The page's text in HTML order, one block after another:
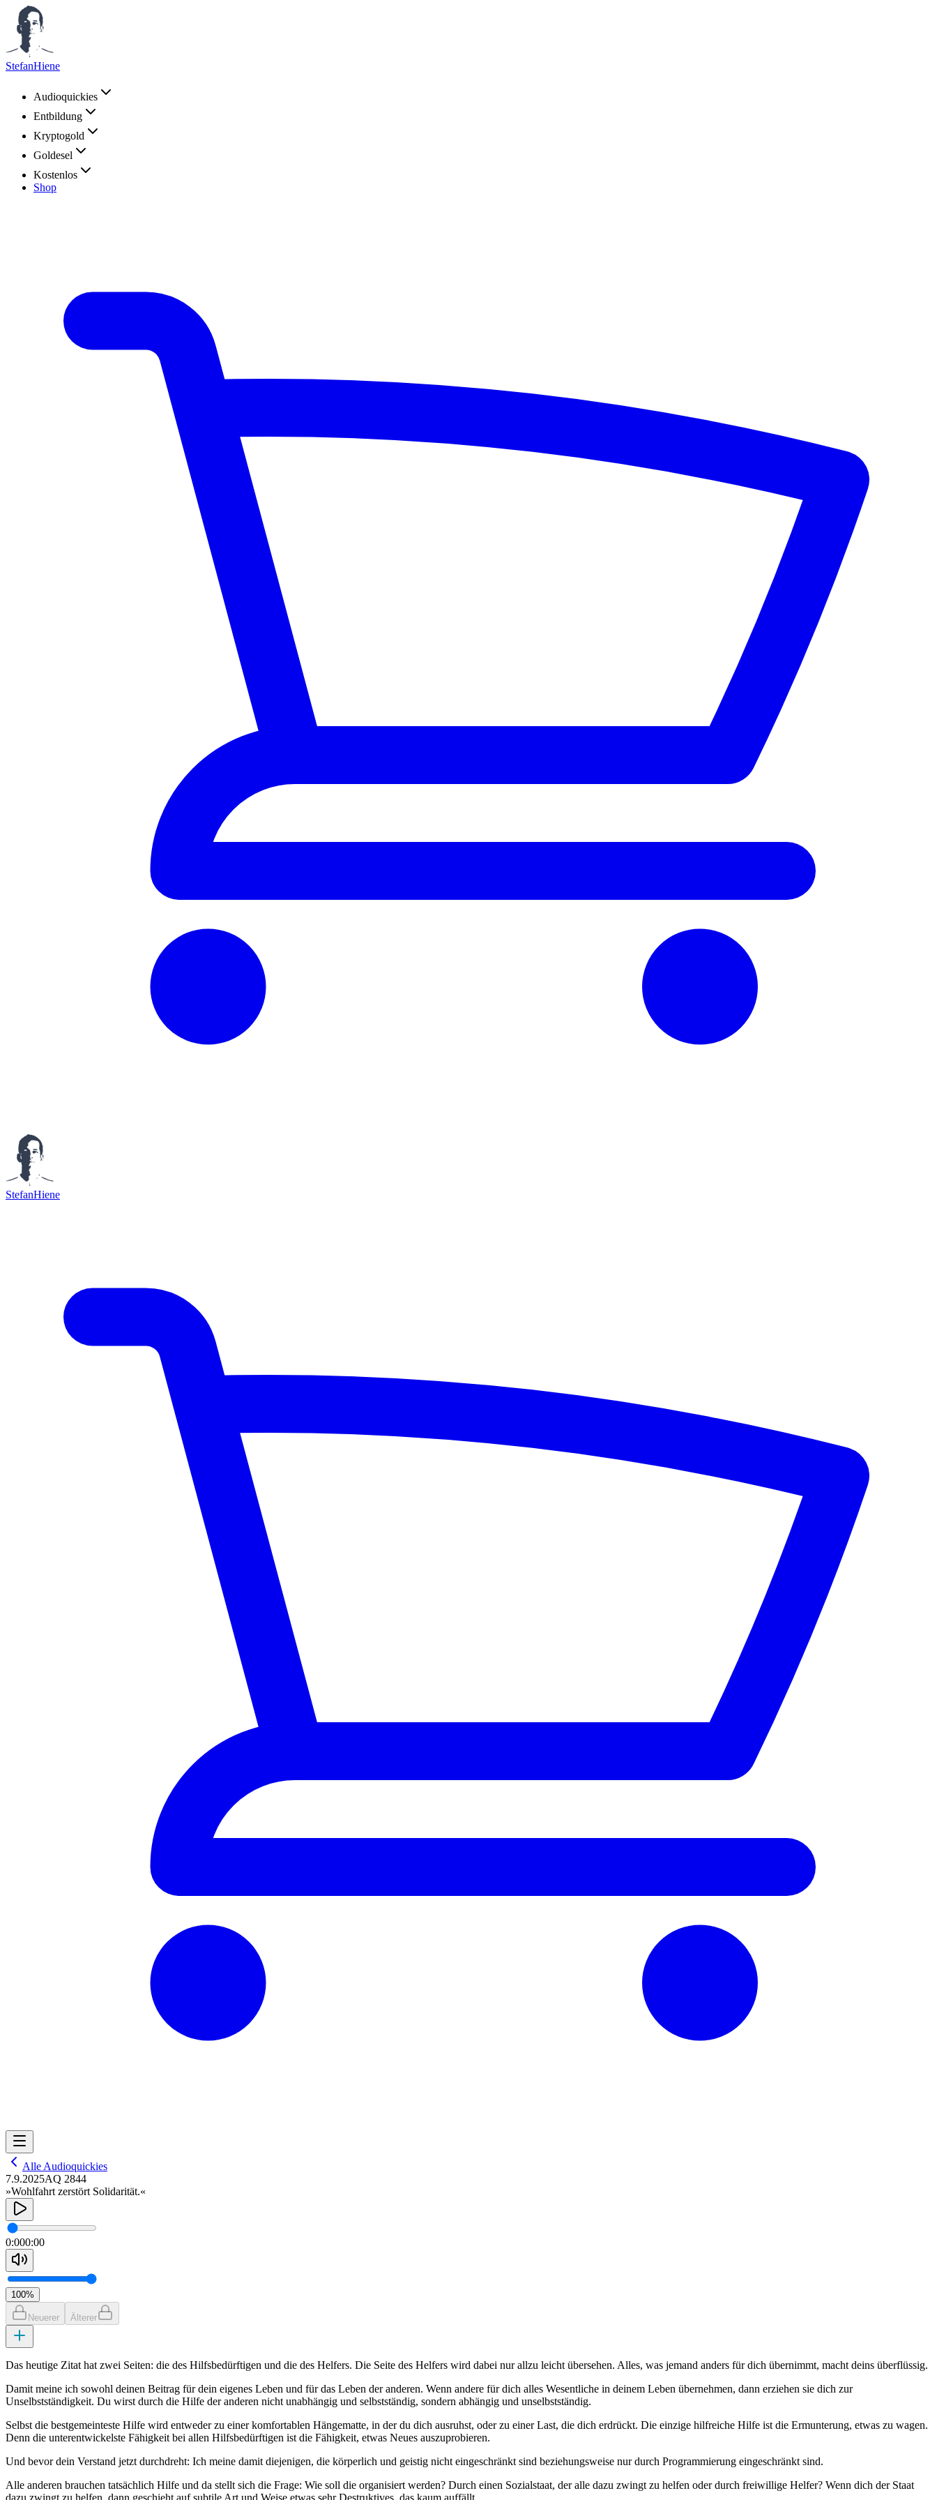
StefanHiene
Audioquickies
Entbildung
Kryptogold
Goldesel
Kostenlos
Shop
StefanHiene
Alle Audioquickies
7.9.2025AQ 2844
»Wohlfahrt zerstört Solidarität.«
0:000:00
100%
Neuerer Älterer
Das heutige Zitat hat zwei Seiten: die des Hilfsbedürftigen und die des Helfers. Die Seite des Helfers wird dabei nur allzu leicht übersehen. Alles, was jemand anders für dich übernimmt, macht deins überflüssig.
Damit meine ich sowohl deinen Beitrag für dein eigenes Leben und für das Leben der anderen. Wenn andere für dich alles Wesentliche in deinem Leben übernehmen, dann erziehen sie dich zur
Unselbstständigkeit. Du wirst durch die Hilfe der anderen nicht unabhängig und selbstständig, sondern abhängig und unselbstständig.
Selbst die bestgemeinteste Hilfe wird entweder zu einer komfortablen Hängematte, in der du dich ausruhst, oder zu einer Last, die dich erdrückt. Die einzige hilfreiche Hilfe ist die Ermunterung, etwas zu wagen.
Denn die unterentwickelste Fähigkeit bei allen Hilfsbedürftigen ist die Fähigkeit, etwas Neues auszuprobieren.
Und bevor dein Verstand jetzt durchdreht: Ich meine damit diejenigen, die körperlich und geistig nicht eingeschränkt sind beziehungsweise nur durch Programmierung eingeschränkt sind.
Alle anderen brauchen tatsächlich Hilfe und da stellt sich die Frage: Wie soll die organisiert werden? Durch einen Sozialstaat, der alle dazu zwingt zu helfen oder durch freiwillige Helfer? Wenn dich der Staat
dazu zwingt zu helfen, dann geschieht auf subtile Art und Weise etwas sehr Destruktives, das kaum auffällt.